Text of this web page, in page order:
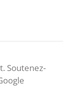
Soutenez-